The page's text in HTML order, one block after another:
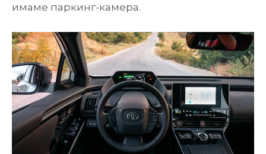
имаме паркинг-камера.